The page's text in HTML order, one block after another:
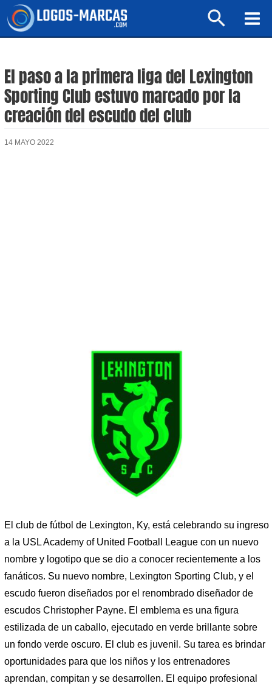
Buscar
El paso a la primera liga del Lexington
Sporting Club estuvo marcado por la
creación del escudo del club
14 MAYO 2022
El club de fútbol de Lexington, Ky, está celebrando su ingreso
a la USL Academy of United Football League con un nuevo
nombre y logotipo que se dio a conocer recientemente a los
fanáticos. Su nuevo nombre, Lexington Sporting Club, y el
escudo fueron diseñados por el renombrado diseñador de
escudos Christopher Payne. El emblema es una figura
estilizada de un caballo, ejecutado en verde brillante sobre
un fondo verde oscuro. El club es juvenil. Su tarea es brindar
oportunidades para que los niños y los entrenadores
aprendan, compitan y se desarrollen. El equipo profesional